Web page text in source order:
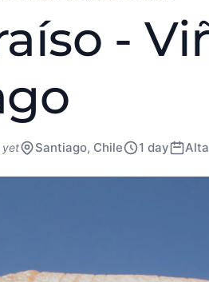
-
yet Santiago, Chile 1 day